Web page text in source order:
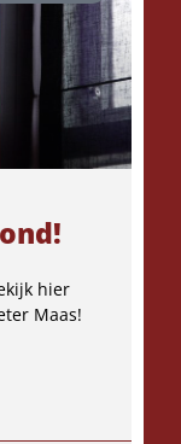
hier
Maas!